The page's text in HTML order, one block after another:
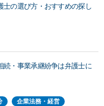
士の選び方・おすすめの探し
続・事業承継紛争は弁護士に
企業法務・経営